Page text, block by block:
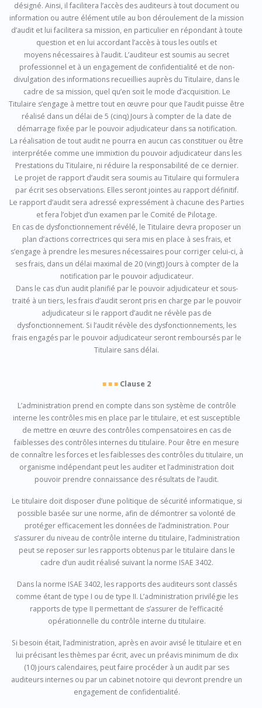
désigné. Ainsi, il facilitera l’accès des auditeurs à tout document ou
information ou autre élément utile au bon déroulement de la mission
d’audit et lui facilitera sa mission, en particulier en répondant à toute
question et en lui accordant l’accès à tous les outils et
moyens nécessaires à l’audit. L’auditeur est soumis au secret
professionnel et à un engagement de confidentialité et de non-
divulgation des informations recueillies auprès du Titulaire, dans le
cadre de sa mission, quel qu’en soit le mode d’acquisition. Le
Titulaire s’engage à mettre tout en œuvre pour que l’audit puisse être
réalisé dans un délai de 5 (cinq) Jours à compter de la date de
démarrage fixée par le pouvoir adjudicateur dans sa notification.
La réalisation de tout audit ne pourra en aucun cas constituer ou être
interprétée comme une immixtion du pouvoir adjudicateur dans les
Prestations du Titulaire, ni réduire la responsabilité de ce dernier.
Le projet de rapport d’audit sera soumis au Titulaire qui formulera
par écrit ses observations. Elles seront jointes au rapport définitif.
Le rapport d’audit sera adressé expressément à chacune des Parties
et fera l’objet d’un examen par le Comité de Pilotage.
En cas de dysfonctionnement révélé, le Titulaire devra proposer un
plan d’actions correctrices qui sera mis en place à ses frais, et
s’engage à prendre les mesures nécessaires pour corriger celui-ci, à
ses frais, dans un délai maximal de 20 (vingt) Jours à compter de la
notification par le pouvoir adjudicateur.
Dans le cas d’un audit planifié par le pouvoir adjudicateur et sous-
traité à un tiers, les frais d’audit seront pris en charge par le pouvoir
adjudicateur si le rapport d’audit ne révèle pas de
dysfonctionnement. Si l’audit révèle des dysfonctionnements, les
frais engagés par le pouvoir adjudicateur seront remboursés par le
Titulaire sans délai.
■ ■ ■ Clause 2
L’administration prend en compte dans son système de contrôle
interne les contrôles mis en place par le titulaire, et est susceptible
de mettre en œuvre des contrôles compensatoires en cas de
faiblesses des contrôles internes du titulaire. Pour être en mesure
de connaître les forces et les faiblesses des contrôles du titulaire, un
organisme indépendant peut les auditer et l’administration doit
pouvoir prendre connaissance des résultats de l’audit.
Le titulaire doit disposer d’une politique de sécurité informatique, si
possible basée sur une norme, afin de démontrer sa volonté de
protéger efficacement les données de l’administration. Pour
s’assurer du niveau de contrôle interne du titulaire, l’administration
peut se reposer sur les rapports obtenus par le titulaire dans le
cadre d’un audit réalisé suivant la norme ISAE 3402.
Dans la norme ISAE 3402, les rapports des auditeurs sont classés
comme étant de type I ou de type II. L’administration privilégie les
rapports de type II permettant de s’assurer de l’efficacité
opérationnelle du contrôle interne du titulaire.
Si besoin était, l’administration, après en avoir avisé le titulaire et en
lui précisant les thèmes par écrit, avec un préavis minimum de dix
(10) jours calendaires, peut faire procéder à un audit par ses
auditeurs internes ou par un cabinet notoire qui devront prendre un
engagement de confidentialité.